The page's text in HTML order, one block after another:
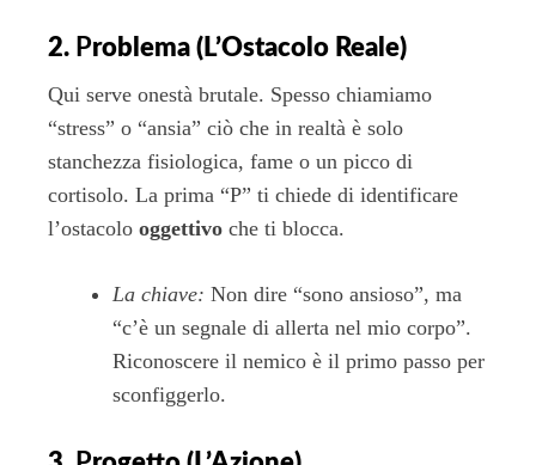
2. Problema (L’Ostacolo Reale)
Qui serve onestà brutale. Spesso chiamiamo
“stress” o “ansia” ciò che in realtà è solo
stanchezza fisiologica, fame o un picco di
cortisolo. La prima “P” ti chiede di identificare
l’ostacolo oggettivo che ti blocca.
La chiave: Non dire “sono ansioso”, ma
“c’è un segnale di allerta nel mio corpo”.
Riconoscere il nemico è il primo passo per
sconfiggerlo.